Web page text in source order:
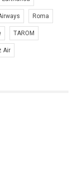
Roma
TAROM
Air